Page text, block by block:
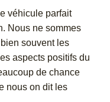
véhicule parfait
Nous ne sommes
souvent les
aspects positifs du
de chance
nous on dit les